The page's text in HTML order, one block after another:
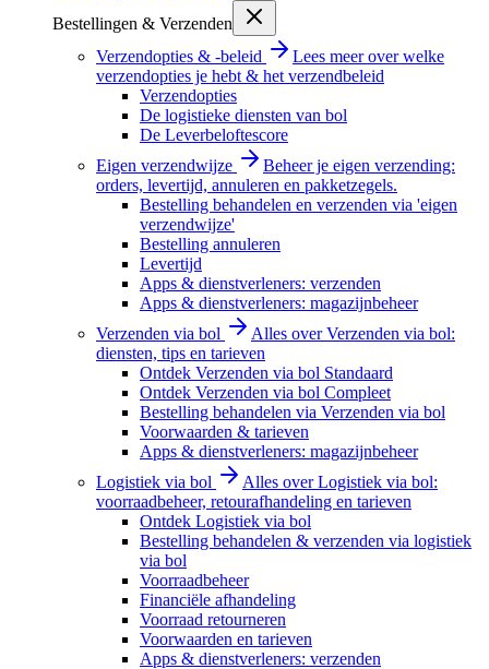
Bestellingen & Verzenden
Verzendopties & -beleid
Lees meer over welke
verzendopties je hebt & het verzendbeleid
Verzendopties
De logistieke diensten van bol
De Leverbeloftescore
Eigen verzendwijze
Beheer je eigen verzending:
orders, levertijd, annuleren en pakketzegels.
Bestelling behandelen en verzenden via 'eigen
verzendwijze'
Bestelling annuleren
Levertijd
Apps & dienstverleners: verzenden
Apps & dienstverleners: magazijnbeheer
Verzenden via bol
Alles over Verzenden via bol:
diensten, tips en tarieven
Ontdek Verzenden via bol Standaard
Ontdek Verzenden via bol Compleet
Bestelling behandelen via Verzenden via bol
Voorwaarden & tarieven
Apps & dienstverleners: magazijnbeheer
Logistiek via bol
Alles over Logistiek via bol:
voorraadbeheer, retourafhandeling en tarieven
Ontdek Logistiek via bol
Bestelling behandelen & verzenden via logistiek
via bol
Voorraadbeheer
Financiële afhandeling
Voorraad retourneren
Voorwaarden en tarieven
Apps & dienstverleners: verzenden